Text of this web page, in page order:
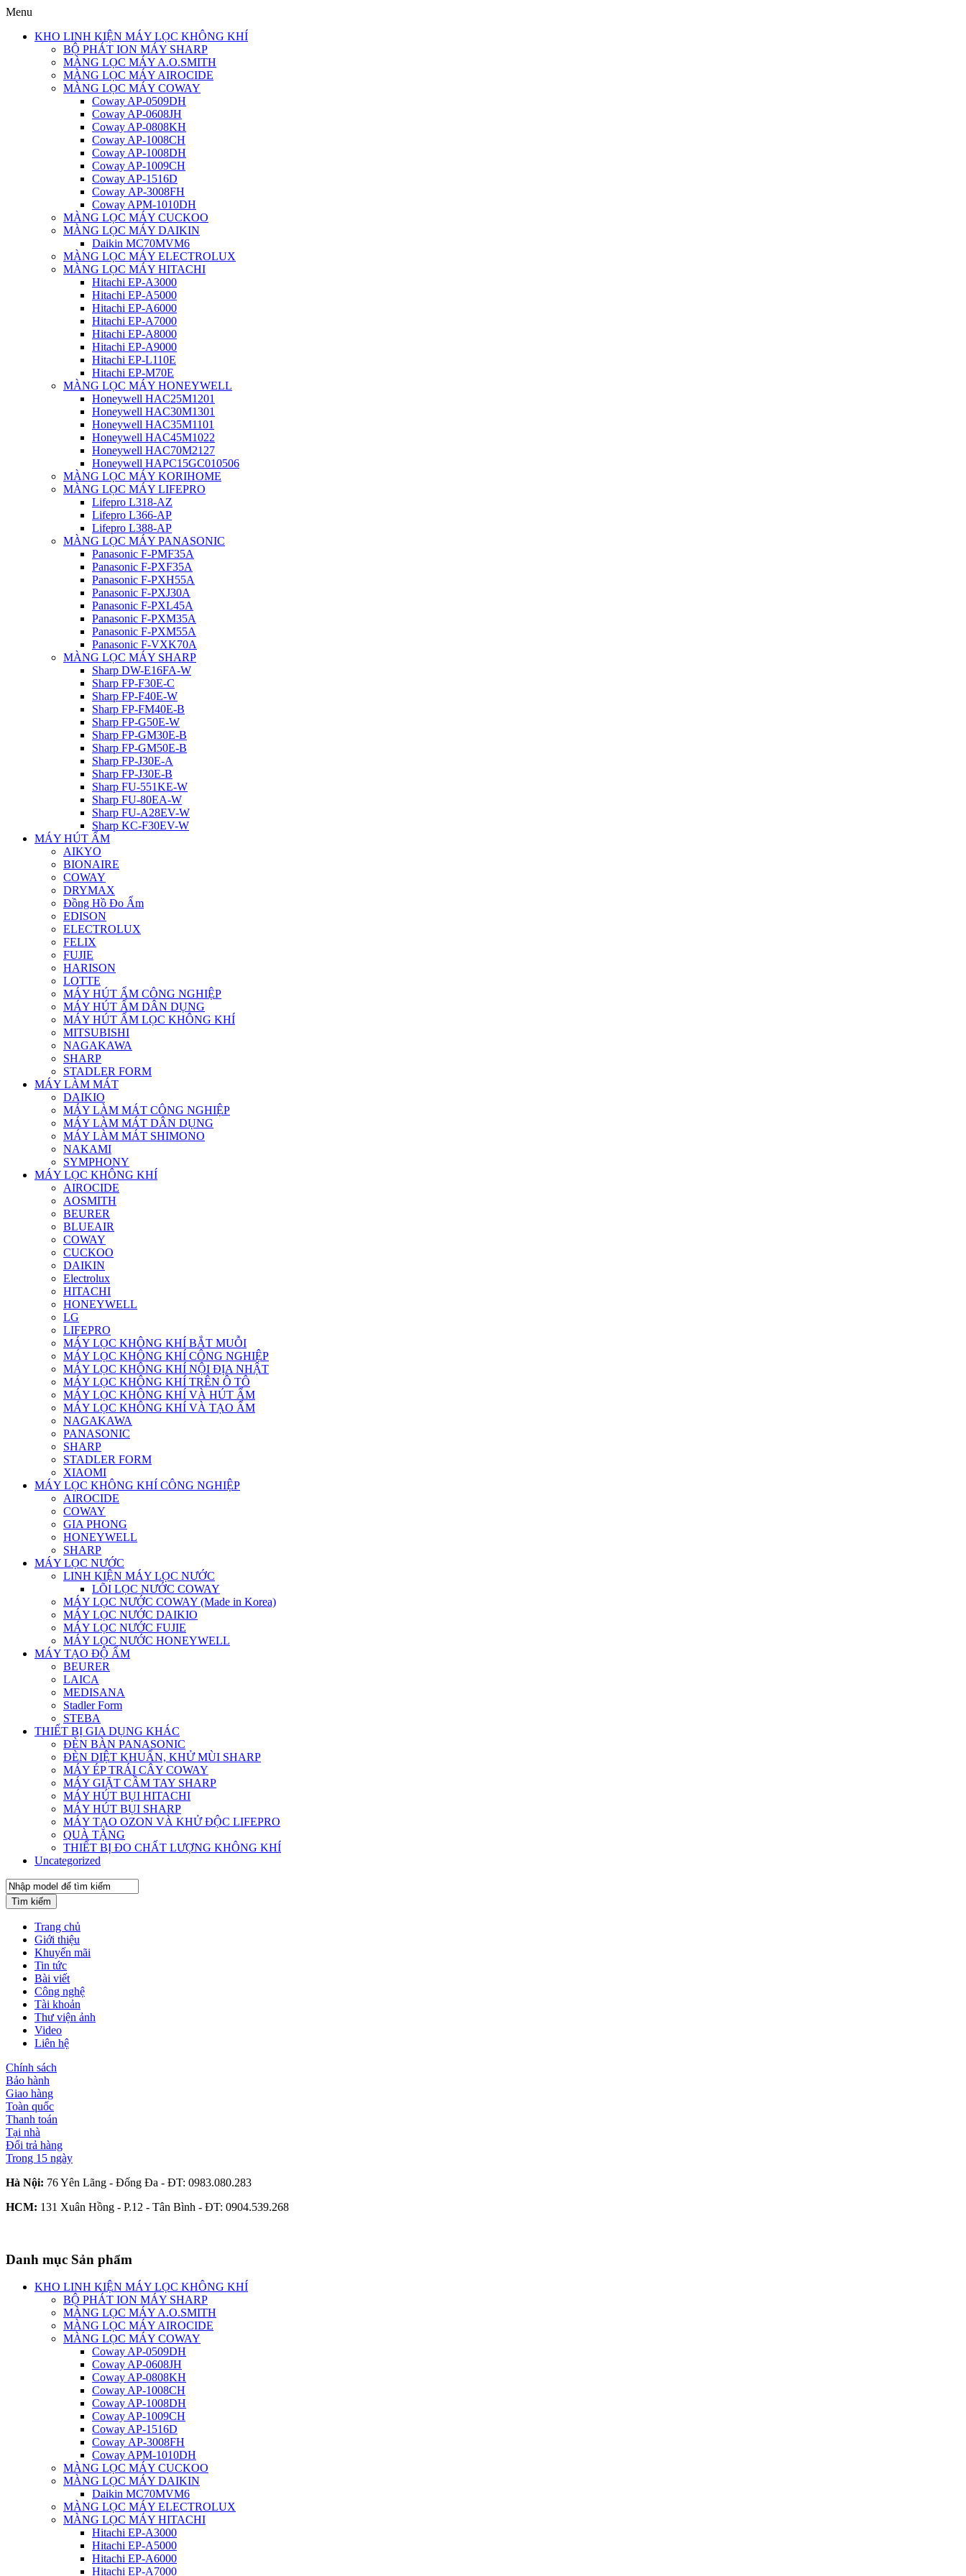
Menu
KHO LINH KIỆN MÁY LỌC KHÔNG KHÍ
BỘ PHÁT ION MÁY SHARP
MÀNG LỌC MÁY A.O.SMITH
MÀNG LỌC MÁY AIROCIDE
MÀNG LỌC MÁY COWAY
Coway AP-0509DH
Coway AP-0608JH
Coway AP-0808KH
Coway AP-1008CH
Coway AP-1008DH
Coway AP-1009CH
Coway AP-1516D
Coway AP-3008FH
Coway APM-1010DH
MÀNG LỌC MÁY CUCKOO
MÀNG LỌC MÁY DAIKIN
Daikin MC70MVM6
MÀNG LỌC MÁY ELECTROLUX
MÀNG LỌC MÁY HITACHI
Hitachi EP-A3000
Hitachi EP-A5000
Hitachi EP-A6000
Hitachi EP-A7000
Hitachi EP-A8000
Hitachi EP-A9000
Hitachi EP-L110E
Hitachi EP-M70E
MÀNG LỌC MÁY HONEYWELL
Honeywell HAC25M1201
Honeywell HAC30M1301
Honeywell HAC35M1101
Honeywell HAC45M1022
Honeywell HAC70M2127
Honeywell HAPC15GC010506
MÀNG LỌC MÁY KORIHOME
MÀNG LỌC MÁY LIFEPRO
Lifepro L318-AZ
Lifepro L366-AP
Lifepro L388-AP
MÀNG LỌC MÁY PANASONIC
Panasonic F-PMF35A
Panasonic F-PXF35A
Panasonic F-PXH55A
Panasonic F-PXJ30A
Panasonic F-PXL45A
Panasonic F-PXM35A
Panasonic F-PXM55A
Panasonic F-VXK70A
MÀNG LỌC MÁY SHARP
Sharp DW-E16FA-W
Sharp FP-F30E-C
Sharp FP-F40E-W
Sharp FP-FM40E-B
Sharp FP-G50E-W
Sharp FP-GM30E-B
Sharp FP-GM50E-B
Sharp FP-J30E-A
Sharp FP-J30E-B
Sharp FU-551KE-W
Sharp FU-80EA-W
Sharp FU-A28EV-W
Sharp KC-F30EV-W
MÁY HÚT ẨM
AIKYO
BIONAIRE
COWAY
DRYMAX
Đồng Hồ Đo Ẩm
EDISON
ELECTROLUX
FELIX
FUJIE
HARISON
LOTTE
MÁY HÚT ẨM CÔNG NGHIỆP
MÁY HÚT ẨM DÂN DỤNG
MÁY HÚT ẨM LỌC KHÔNG KHÍ
MITSUBISHI
NAGAKAWA
SHARP
STADLER FORM
MÁY LÀM MÁT
DAIKIO
MÁY LÀM MÁT CÔNG NGHIỆP
MÁY LÀM MÁT DÂN DỤNG
MÁY LÀM MÁT SHIMONO
NAKAMI
SYMPHONY
MÁY LỌC KHÔNG KHÍ
AIROCIDE
AOSMITH
BEURER
BLUEAIR
COWAY
CUCKOO
DAIKIN
Electrolux
HITACHI
HONEYWELL
LG
LIFEPRO
MÁY LỌC KHÔNG KHÍ BẮT MUỖI
MÁY LỌC KHÔNG KHÍ CÔNG NGHIỆP
MÁY LỌC KHÔNG KHÍ NỘI ĐỊA NHẬT
MÁY LỌC KHÔNG KHÍ TRÊN Ô TÔ
MÁY LỌC KHÔNG KHÍ VÀ HÚT ẨM
MÁY LỌC KHÔNG KHÍ VÀ TẠO ẨM
NAGAKAWA
PANASONIC
SHARP
STADLER FORM
XIAOMI
MÁY LỌC KHÔNG KHÍ CÔNG NGHIỆP
AIROCIDE
COWAY
GIA PHONG
HONEYWELL
SHARP
MÁY LỌC NƯỚC
LINH KIỆN MÁY LỌC NƯỚC
LÕI LỌC NƯỚC COWAY
MÁY LỌC NƯỚC COWAY (Made in Korea)
MÁY LỌC NƯỚC DAIKIO
MÁY LỌC NƯỚC FUJIE
MÁY LỌC NƯỚC HONEYWELL
MÁY TẠO ĐỘ ẨM
BEURER
LAICA
MEDISANA
Stadler Form
STEBA
THIẾT BỊ GIA DỤNG KHÁC
ĐÈN BÀN PANASONIC
ĐÈN DIỆT KHUẨN, KHỬ MÙI SHARP
MÁY ÉP TRÁI CÂY COWAY
MÁY GIẶT CẦM TAY SHARP
MÁY HÚT BỤI HITACHI
MÁY HÚT BỤI SHARP
MÁY TẠO OZON VÀ KHỬ ĐỘC LIFEPRO
QUÀ TẶNG
THIẾT BỊ ĐO CHẤT LƯỢNG KHÔNG KHÍ
Uncategorized
Tìm kiếm
Trang chủ
Giới thiệu
Khuyến mãi
Tin tức
Bài viết
Công nghệ
Tài khoản
Thư viện ảnh
Video
Liên hệ
Chính sách
Bảo hành
Giao hàng
Toàn quốc
Thanh toán
Tại nhà
Đổi trả hàng
Trong 15 ngày
Hà Nội: 76 Yên Lãng - Đống Đa - ĐT: 0983.080.283
HCM: 131 Xuân Hồng - P.12 - Tân Bình - ĐT: 0904.539.268
Danh mục Sản phẩm
KHO LINH KIỆN MÁY LỌC KHÔNG KHÍ
BỘ PHÁT ION MÁY SHARP
MÀNG LỌC MÁY A.O.SMITH
MÀNG LỌC MÁY AIROCIDE
MÀNG LỌC MÁY COWAY
Coway AP-0509DH
Coway AP-0608JH
Coway AP-0808KH
Coway AP-1008CH
Coway AP-1008DH
Coway AP-1009CH
Coway AP-1516D
Coway AP-3008FH
Coway APM-1010DH
MÀNG LỌC MÁY CUCKOO
MÀNG LỌC MÁY DAIKIN
Daikin MC70MVM6
MÀNG LỌC MÁY ELECTROLUX
MÀNG LỌC MÁY HITACHI
Hitachi EP-A3000
Hitachi EP-A5000
Hitachi EP-A6000
Hitachi EP-A7000